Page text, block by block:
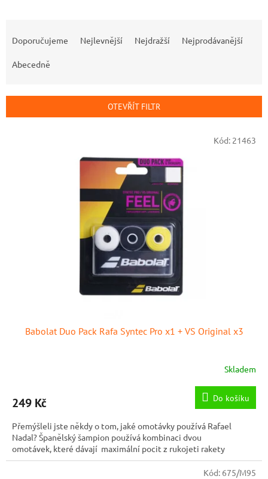
í
r
Doporučujeme Nejlevnější Nejdražší Nejprodávanější
Abecedně
OTEVŘÍT FILTR
Babolat Duo Pack Rafa Syntec Pro x1 + VS Original x3
Skladem
249 Kč Do košíku
Přemýšleli jste někdy o tom, jaké omotávky používá Rafael
Nadal? Španělský šampion používá kombinaci dvou
omotávek, které dávají maximální pocit z rukojeti rakety
Kód: 21463
Kód: 675/M95